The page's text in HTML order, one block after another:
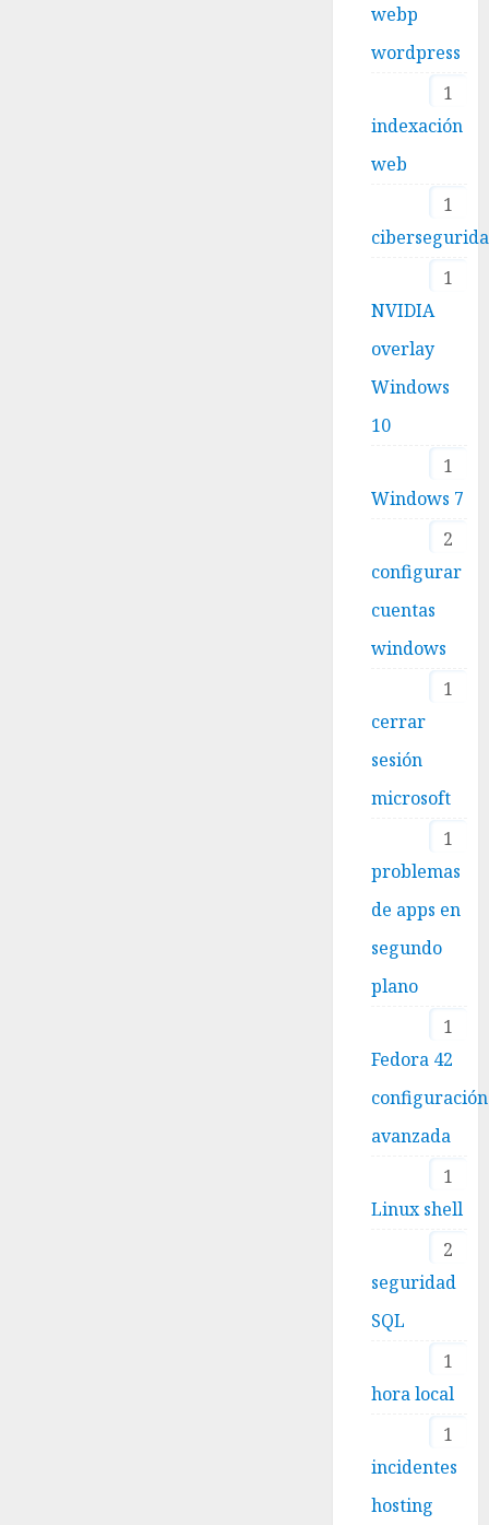
webp
wordpress
1
indexación
web
1
1
NVIDIA
overlay
Windows
10
1
Windows 7
2
configurar
cuentas
windows
1
cerrar
sesión
microsoft
1
problemas
de apps en
segundo
plano
1
Fedora 42
configuración
avanzada
1
Linux shell
2
seguridad
SQL
1
hora local
1
incidentes
hosting